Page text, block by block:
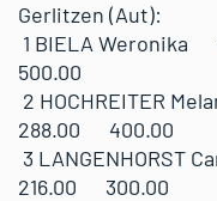
Gerlitzen (Aut):
1 BIELA
500.00
2
288.00 400.00
3
216.00 300.00